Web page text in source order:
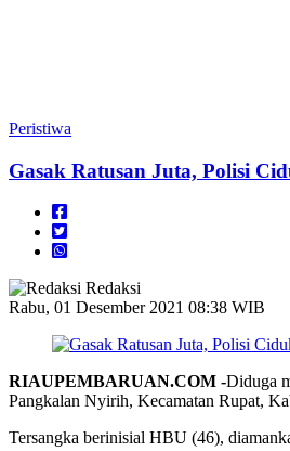
Peristiwa
Gasak Ratusan Juta, Polisi
Redaksi
Rabu, 01 Desember 2021 08:38 WIB
RIAUPEMBARUAN.COM -Diduga
Pangkalan Nyirih, Kecamatan Rupat,
Tersangka berinisial HBU (46),